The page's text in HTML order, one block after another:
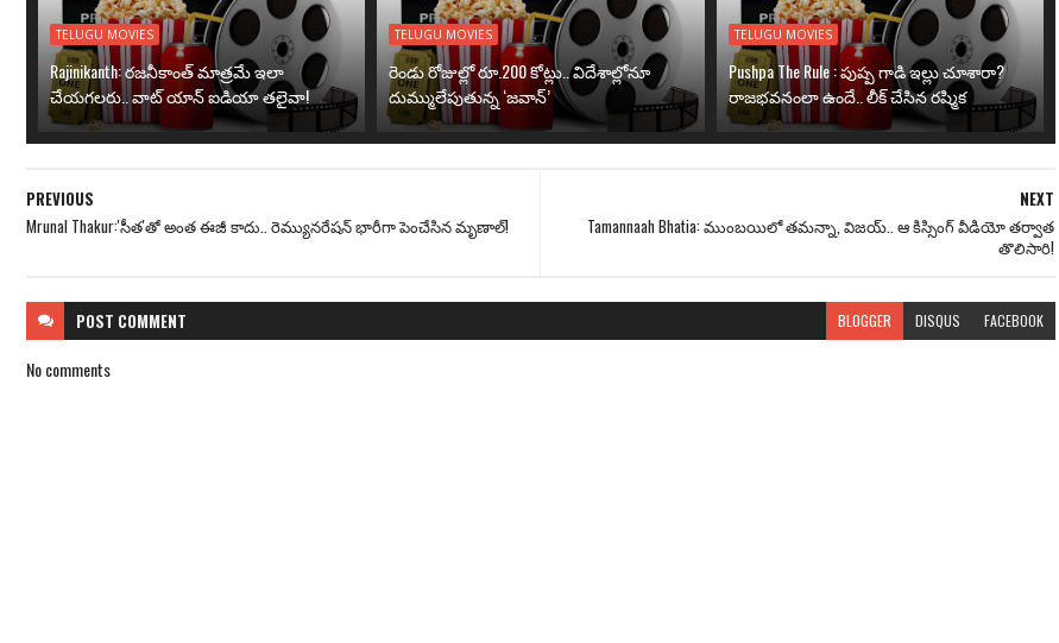
TELUGU MOVIES
Rajinikanth: రజనీకాంత్ మాత్రమే ఇలా
చేయగలరు.. వాట్ యాన్ ఐడియా తలైవా!
TELUGU MOVIES
రెండు రోజుల్లో రూ.200 కోట్లు.. విదేశాల్లోనూ
దుమ్ములేపుతున్న ‘జవాన్’
TELUGU MOVIES
Pushpa The Rule : పుష్ప గాడి ఇల్లు చూశారా?
రాజభవనంలా ఉందే.. లీక్ చేసిన రష్మిక
NEXT
Tamannaah Bhatia: ముంబయిలో తమన్నా, విజయ్.. ఆ కిస్సింగ్ వీడియో తర్వాత
తొలిసారి!
PREVIOUS
Mrunal Thakur:'సీత'తో అంత ఈజీ కాదు.. రెమ్యునరేషన్ భారీగా పెంచేసిన మృణాల్!
POST COMMENT BLOGGER DISQUS FACEBOOK
No comments